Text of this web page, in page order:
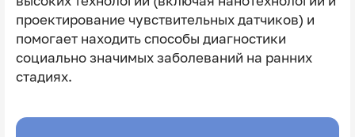
проектирование чувствительных датчиков) и
помогает находить способы диагностики
социально значимых заболеваний на ранних
стадиях.